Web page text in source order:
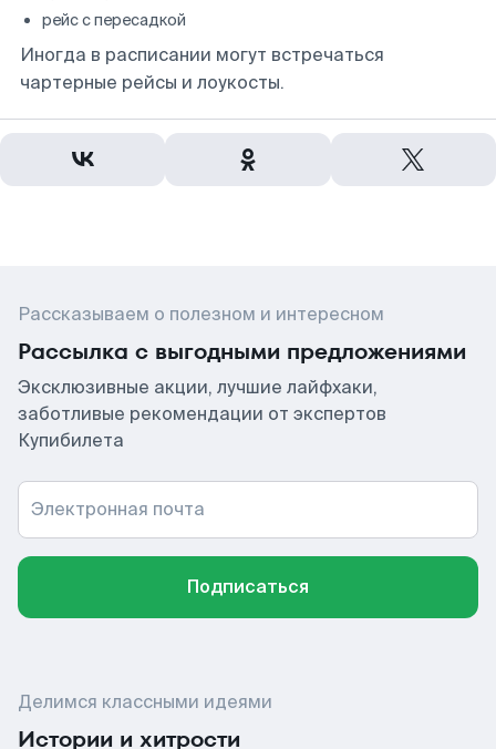
рейс с пересадкой
Иногда в расписании могут встречаться
чартерные рейсы и лоукосты.
Рассказываем о полезном и интересном
Рассылка с выгодными предложениями
Эксклюзивные акции, лучшие лайфхаки,
заботливые рекомендации от экспертов
Купибилета
Электронная почта
Подписаться
Делимся классными идеями
Истории и хитрости